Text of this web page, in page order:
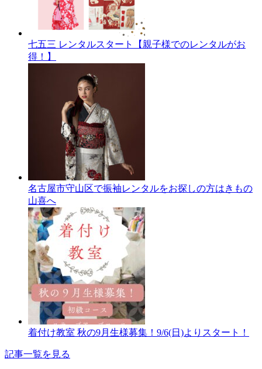
七五三 レンタルスタート【親子様でのレンタルがお
得！】
名古屋市守山区で振袖レンタルをお探しの方はきもの
山喜へ
着付け教室 秋の9月生様募集！9/6(日)よりスタート！
記事一覧を見る